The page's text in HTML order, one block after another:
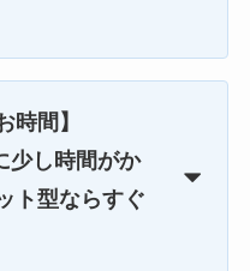
時間】
少し時間がか
ト型ならすぐ